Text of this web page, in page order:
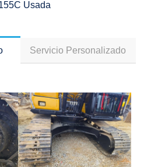
Usada
Servicio Personalizado